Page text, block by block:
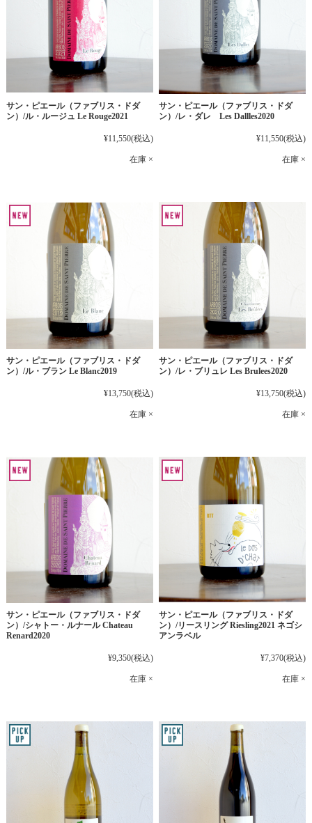
サン・ピエール（ファブリス・ドダ
ン）/ル・ルージュ Le Rouge2021
¥11,550(税込)
在庫 ×
サン・ピエール（ファブリス・ドダ
ン）/レ・ダレ Les Dallles2020
¥11,550(税込)
在庫 ×
サン・ピエール（ファブリス・ドダ
ン）/ル・ブラン Le Blanc2019
¥13,750(税込)
在庫 ×
サン・ピエール（ファブリス・ドダ
ン）/レ・ブリュレ Les Brulees2020
¥13,750(税込)
在庫 ×
サン・ピエール（ファブリス・ドダ
ン）/シャトー・ルナール Chateau
Renard2020
¥9,350(税込)
在庫 ×
サン・ピエール（ファブリス・ドダ
ン）/リースリング Riesling2021 ネゴシ
アンラベル
¥7,370(税込)
在庫 ×